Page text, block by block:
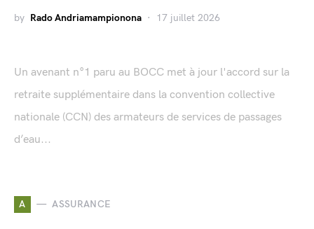
by Rado Andriamampionona 17 juillet 2026
Un avenant n°1 paru au BOCC met à jour l'accord sur la
retraite supplémentaire dans la convention collective
nationale (CCN) des armateurs de services de passages
d’eau...
A ASSURANCE